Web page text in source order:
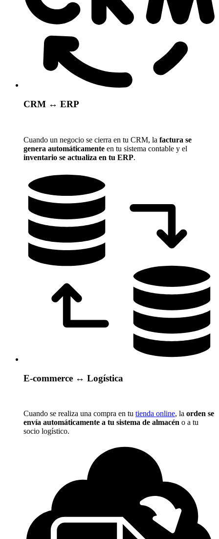
CRM ↔️ ERP
Cuando un negocio se cierra en tu CRM, la factura se
genera automáticamente en tu sistema contable y el
inventario se actualiza en tu ERP.
E-commerce ↔️ Logística
Cuando se realiza una compra en tu tienda online, la orden se
envía automáticamente a tu sistema de almacén o a tu
socio logístico.